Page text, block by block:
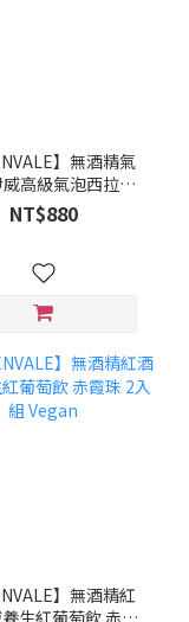
】無酒精氣
高級氣泡西拉子
shiraz
NT$880
】無酒精紅
生紅葡萄飲 赤霞